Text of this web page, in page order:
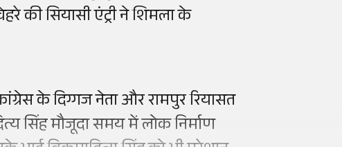
की सियासी एंट्री ने शिमला के
के दिग्गज नेता और रामपुर रियासत
सिंह मौजूदा समय में लोक निर्माण